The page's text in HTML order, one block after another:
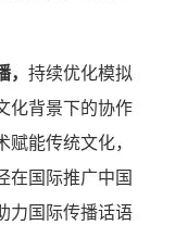
， 持续优化模拟
化背景下的协作
能传统文化，
在国际推广中国
力国际传播话语